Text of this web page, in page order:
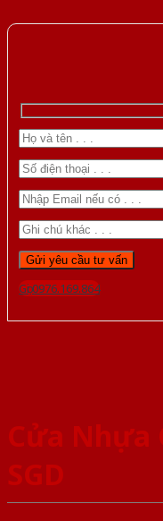
Gọi 0976.169.864
Cửa Nhựa
SGD